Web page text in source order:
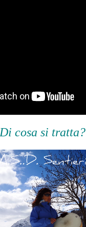
Di cosa si tratta?